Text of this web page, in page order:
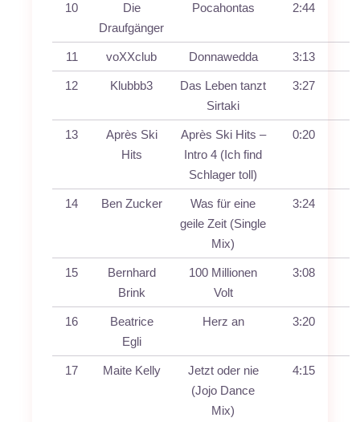
10
Die
Draufgänger
Pocahontas 2:44
11 voXXclub Donnawedda 3:13
12 Klubbb3
Das Leben tanzt
Sirtaki
3:27
13
Après Ski
Hits
Après Ski Hits –
Intro 4 (Ich find
Schlager toll)
0:20
14 Ben Zucker
Was für eine
geile Zeit (Single
Mix)
3:24
15
Bernhard
Brink
100 Millionen
Volt
3:08
16
Beatrice
Egli
Herz an 3:20
17 Maite Kelly
Jetzt oder nie
(Jojo Dance
Mix)
4:15